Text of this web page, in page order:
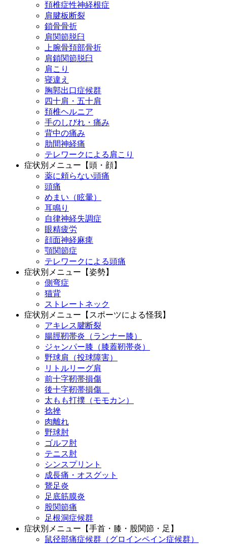
頚椎症性神経根症
肩腱板断裂
鎖骨骨折
肩関節脱臼
上腕骨頚部骨折
肩鎖関節脱臼
肩こり
寝違え
胸郭出口症候群
四十肩・五十肩
頚椎ヘルニア
手のしびれ・痛み
背中の痛み
肋間神経痛
テレワークによる肩こり
症状別メニュー【頭・顔】
薬に頼らない頭痛
頭痛
めまい（眩暈）
耳鳴り
自律神経失調症
眼精疲労
顔面神経麻痺
顎関節症
テレワークによる頭痛
症状別メニュー【姿勢】
側弯症
猫背
ストレートネック
症状別メニュー【スポーツによる怪我】
アキレス腱断裂
腸脛靭帯炎（ランナー膝）
ジャンパー膝（膝蓋靭帯炎）
野球肩（投球障害）
リトルリーグ肩
前十字靭帯損傷
後十字靭帯損傷
太もも打撲（モモカン）
捻挫
肉離れ
野球肘
ゴルフ肘
テニス肘
シンスプリント
成長痛・オスグット
鵞足炎
足底筋膜炎
股関節痛
足根洞症候群
症状別メニュー【手首・膝・股関節・足】
鼠径部痛症候群（グロインペイン症候群）